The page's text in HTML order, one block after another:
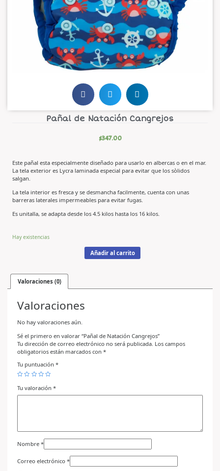
Pañal de Natación Cangrejos
$347.00
Este pañal esta especialmente diseñado para usarlo en albercas o en el mar.
La tela exterior es Lycra laminada especial para evitar que los sòlidos
salgan.
La tela interior es fresca y se desmancha facilmente, cuenta con unas
barreras laterales impermeables para evitar fugas.
Es unitalla, se adapta desde los 4.5 kilos hasta los 16 kilos.
Hay existencias
Añadir al carrito
Valoraciones (0)
Valoraciones
No hay valoraciones aún.
Sé el primero en valorar “Pañal de Natación Cangrejos”
Tu dirección de correo electrónico no será publicada. Los campos
obligatorios están marcados con *
Tu puntuación *
Tu valoración *
Nombre *
Correo electrónico *